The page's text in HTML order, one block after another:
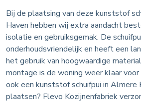
Bij de plaatsing van deze kunststof
Haven hebben wij extra aandacht
isolatie en gebruiksgemak. De
onderhoudsvriendelijk en heeft een
het gebruik van hoogwaardige
montage is de woning weer klaar
ook een kunststof schuifpui in Almere
plaatsen? Flevo Kozijnenfabriek